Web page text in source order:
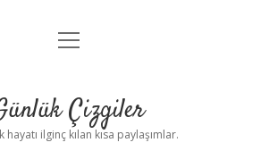
Anasayfa
Yasal Uyarı
menüyü
Çizgiler
hayatı ilginç kılan kısa paylaşımlar.